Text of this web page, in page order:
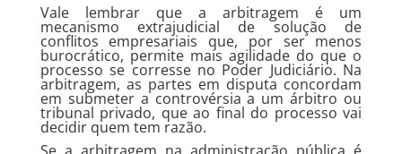
Vale lembrar que a arbitragem é um
mecanismo extrajudicial de solução de
conflitos empresariais que, por ser menos
burocrático, permite mais agilidade do que o
processo se corresse no Poder Judiciário. Na
arbitragem, as partes em disputa concordam
em submeter a controvérsia a um árbitro ou
tribunal privado, que ao final do processo vai
decidir quem tem razão.